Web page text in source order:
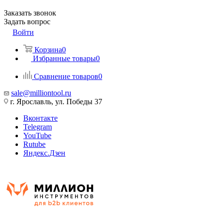
Заказать звонок
Задать вопрос
Войти
Корзина0
Избранные товары0
Сравнение товаров0
sale@milliontool.ru
г. Ярославль, ул. Победы 37
Вконтакте
Telegram
YouTube
Rutube
Яндекс.Дзен